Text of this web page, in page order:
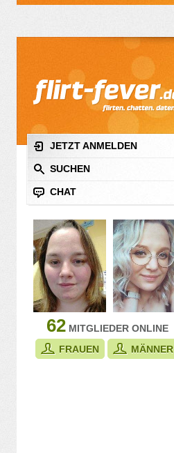
JETZT ANMELDEN
SUCHEN
CHAT
62MITGLIEDER ONLINE
FRAUEN
MÄNNER